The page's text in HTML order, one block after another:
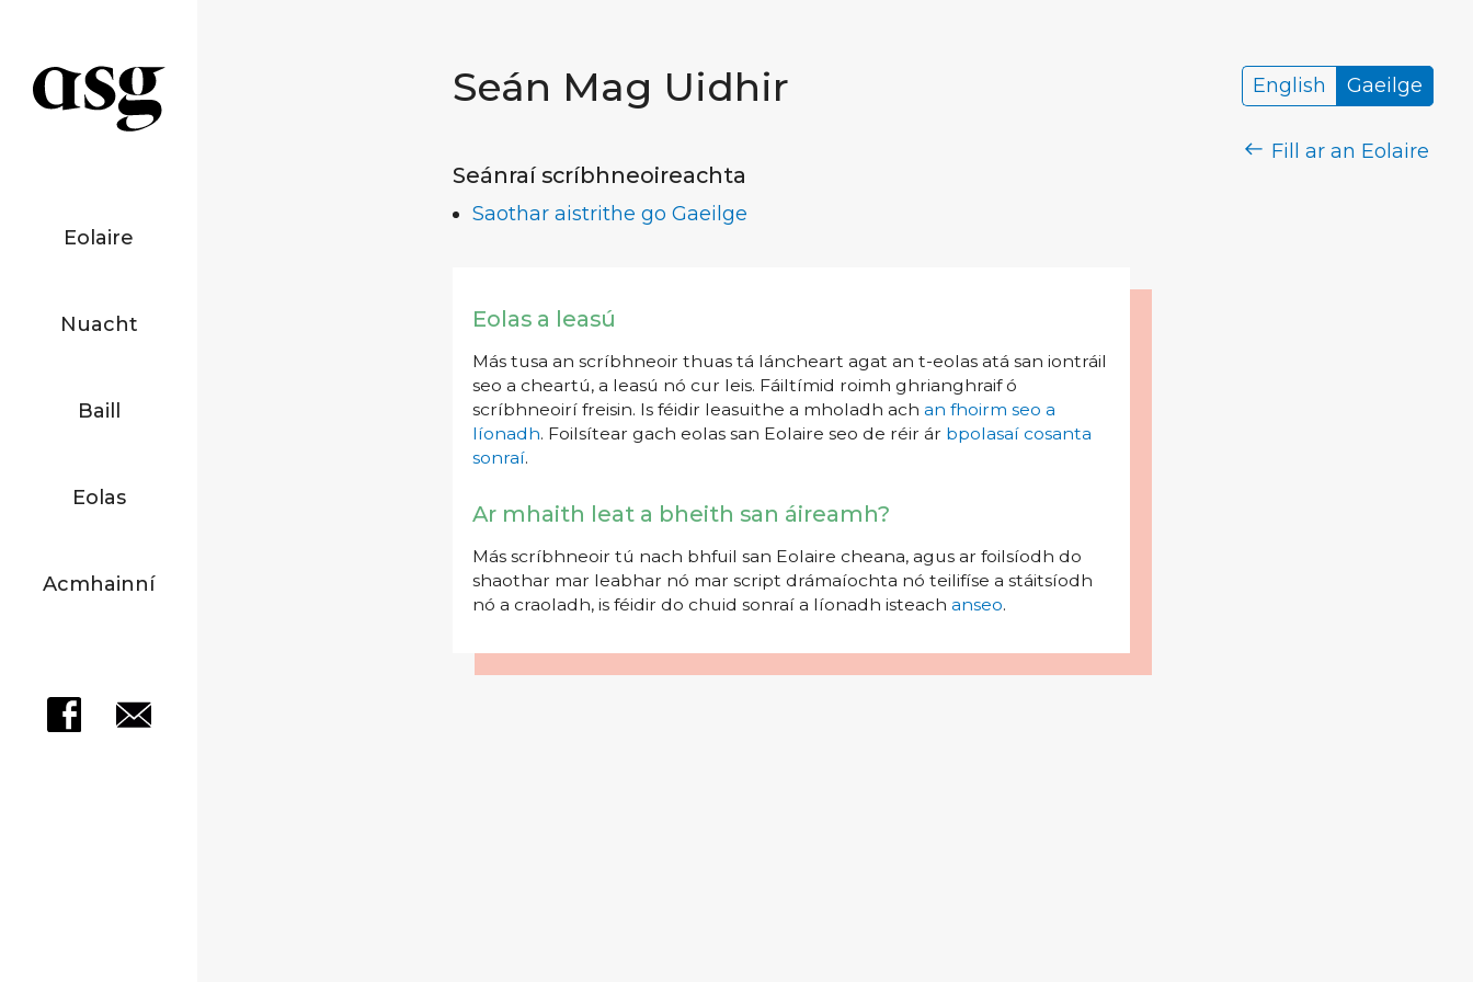
Eolaire
Nuacht
Baill
Eolas
Acmhainní
Seán Mag Uidhir English Gaeilge
Fill ar an Eolaire
Seánraí scríbhneoireachta
Saothar aistrithe go Gaeilge
Eolas a leasú
Más tusa an scríbhneoir thuas tá láncheart agat an t-eolas atá san iontráil
seo a cheartú, a leasú nó cur leis. Fáiltímid roimh ghrianghraif ó
scríbhneoirí freisin. Is féidir leasuithe a mholadh ach an fhoirm seo a
líonadh. Foilsítear gach eolas san Eolaire seo de réir ár bpolasaí cosanta
sonraí.
Ar mhaith leat a bheith san áireamh?
Más scríbhneoir tú nach bhfuil san Eolaire cheana, agus ar foilsíodh do
shaothar mar leabhar nó mar script drámaíochta nó teilifíse a stáitsíodh
nó a craoladh, is féidir do chuid sonraí a líonadh isteach anseo.